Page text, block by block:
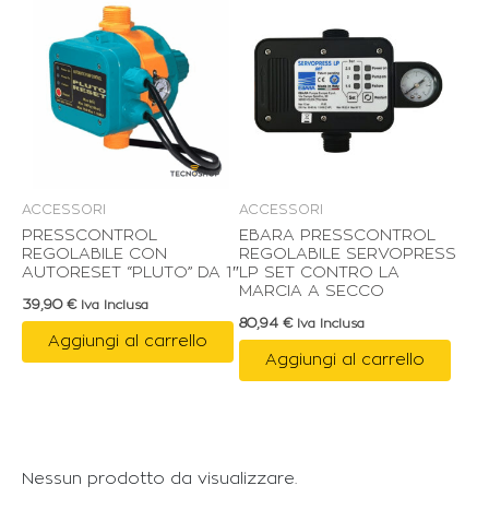
ACCESSORI
PRESSCONTROL
REGOLABILE CON
AUTORESET “PLUTO” DA 1″
39,90 € Iva Inclusa
Aggiungi al carrello
ACCESSORI
EBARA PRESSCONTROL
REGOLABILE SERVOPRESS
LP SET CONTRO LA
MARCIA A SECCO
80,94 € Iva Inclusa
Aggiungi al carrello
Nessun prodotto da visualizzare.